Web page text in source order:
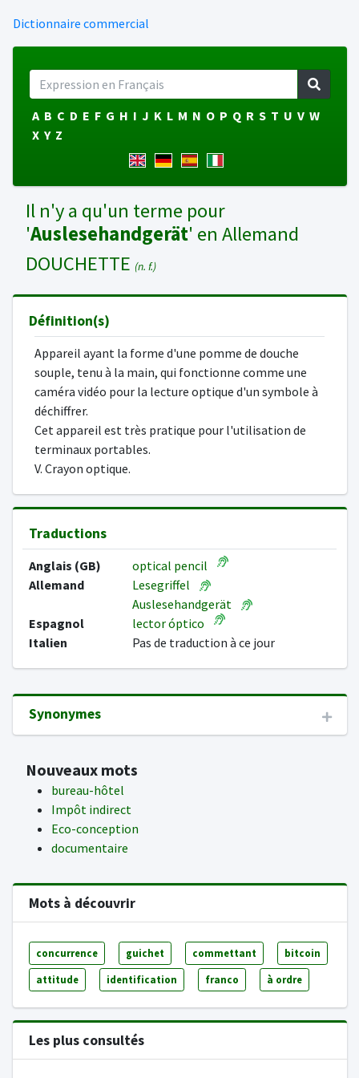
Dictionnaire commercial
A B C D E F G H I J K L M N O P Q R S T U V W
X Y Z
Il n'y a qu'un terme pour
'Auslesehandgerät' en Allemand
DOUCHETTE (n. f.)
Définition(s)
Appareil ayant la forme d'une pomme de douche
souple, tenu à la main, qui fonctionne comme une
caméra vidéo pour la lecture optique d'un symbole à
déchiffrer.
Cet appareil est très pratique pour l'utilisation de
terminaux portables.
V. Crayon optique.
Traductions
Anglais (GB)
optical pencil
Allemand
Lesegriffel
Auslesehandgerät
Espagnol
lector óptico
Italien
Pas de traduction à ce jour
Synonymes
Nouveaux mots
bureau-hôtel
Impôt indirect
Eco-conception
documentaire
Mots à découvrir
concurrence guichet commettant bitcoin
attitude identification franco à ordre
Les plus consultés